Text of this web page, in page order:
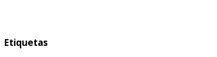
Etiquetas